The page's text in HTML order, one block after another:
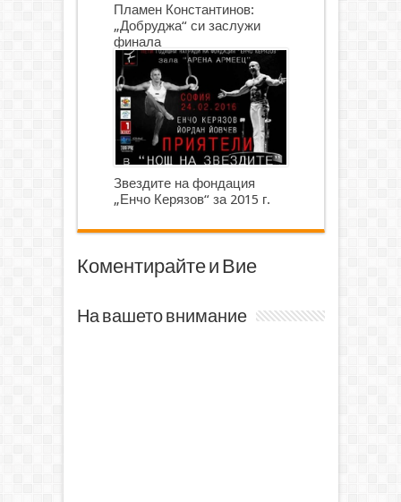
Пламен Константинов:
„Добруджа“ си заслужи
финала
Звездите на фондация
„Енчо Керязов“ за 2015 г.
Коментирайте и Вие
На вашето внимание